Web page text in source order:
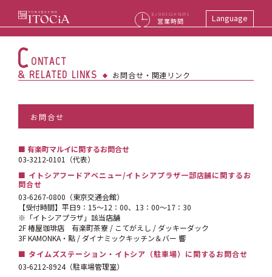
BUSINESS HOURS
営業時間 Language
C ONTACT
& RELATED LINKS
お問合せ・関連リンク
お問合せ
■ 有楽町マルイに関するお問合せ
03-3212-0101
（代表）
■ イトシアフードアベニュー/イトシアプラザ一部店舗に関するお
問合せ
03-6267-0800 （東京交通会館）
【受付時間】平日9：15～12：00、13：00～17：30
※「イトシアプラザ」該当店舗
2F 椿屋珈琲店 有楽町茶寮 / こてがえし / ダッキーダック
3F KAMONKA・點 / ダイナミックキッチン＆バー 響
■ タイムズステーション・イトシア（駐車場）に関するお問合せ
03-6212-8924（駐車場管理室）